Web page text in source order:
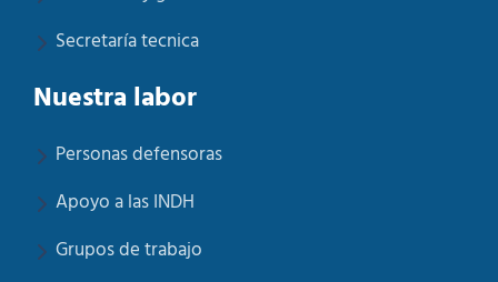
Secretaría tecnica
Nuestra labor
Personas defensoras
Apoyo a las INDH
Grupos de trabajo